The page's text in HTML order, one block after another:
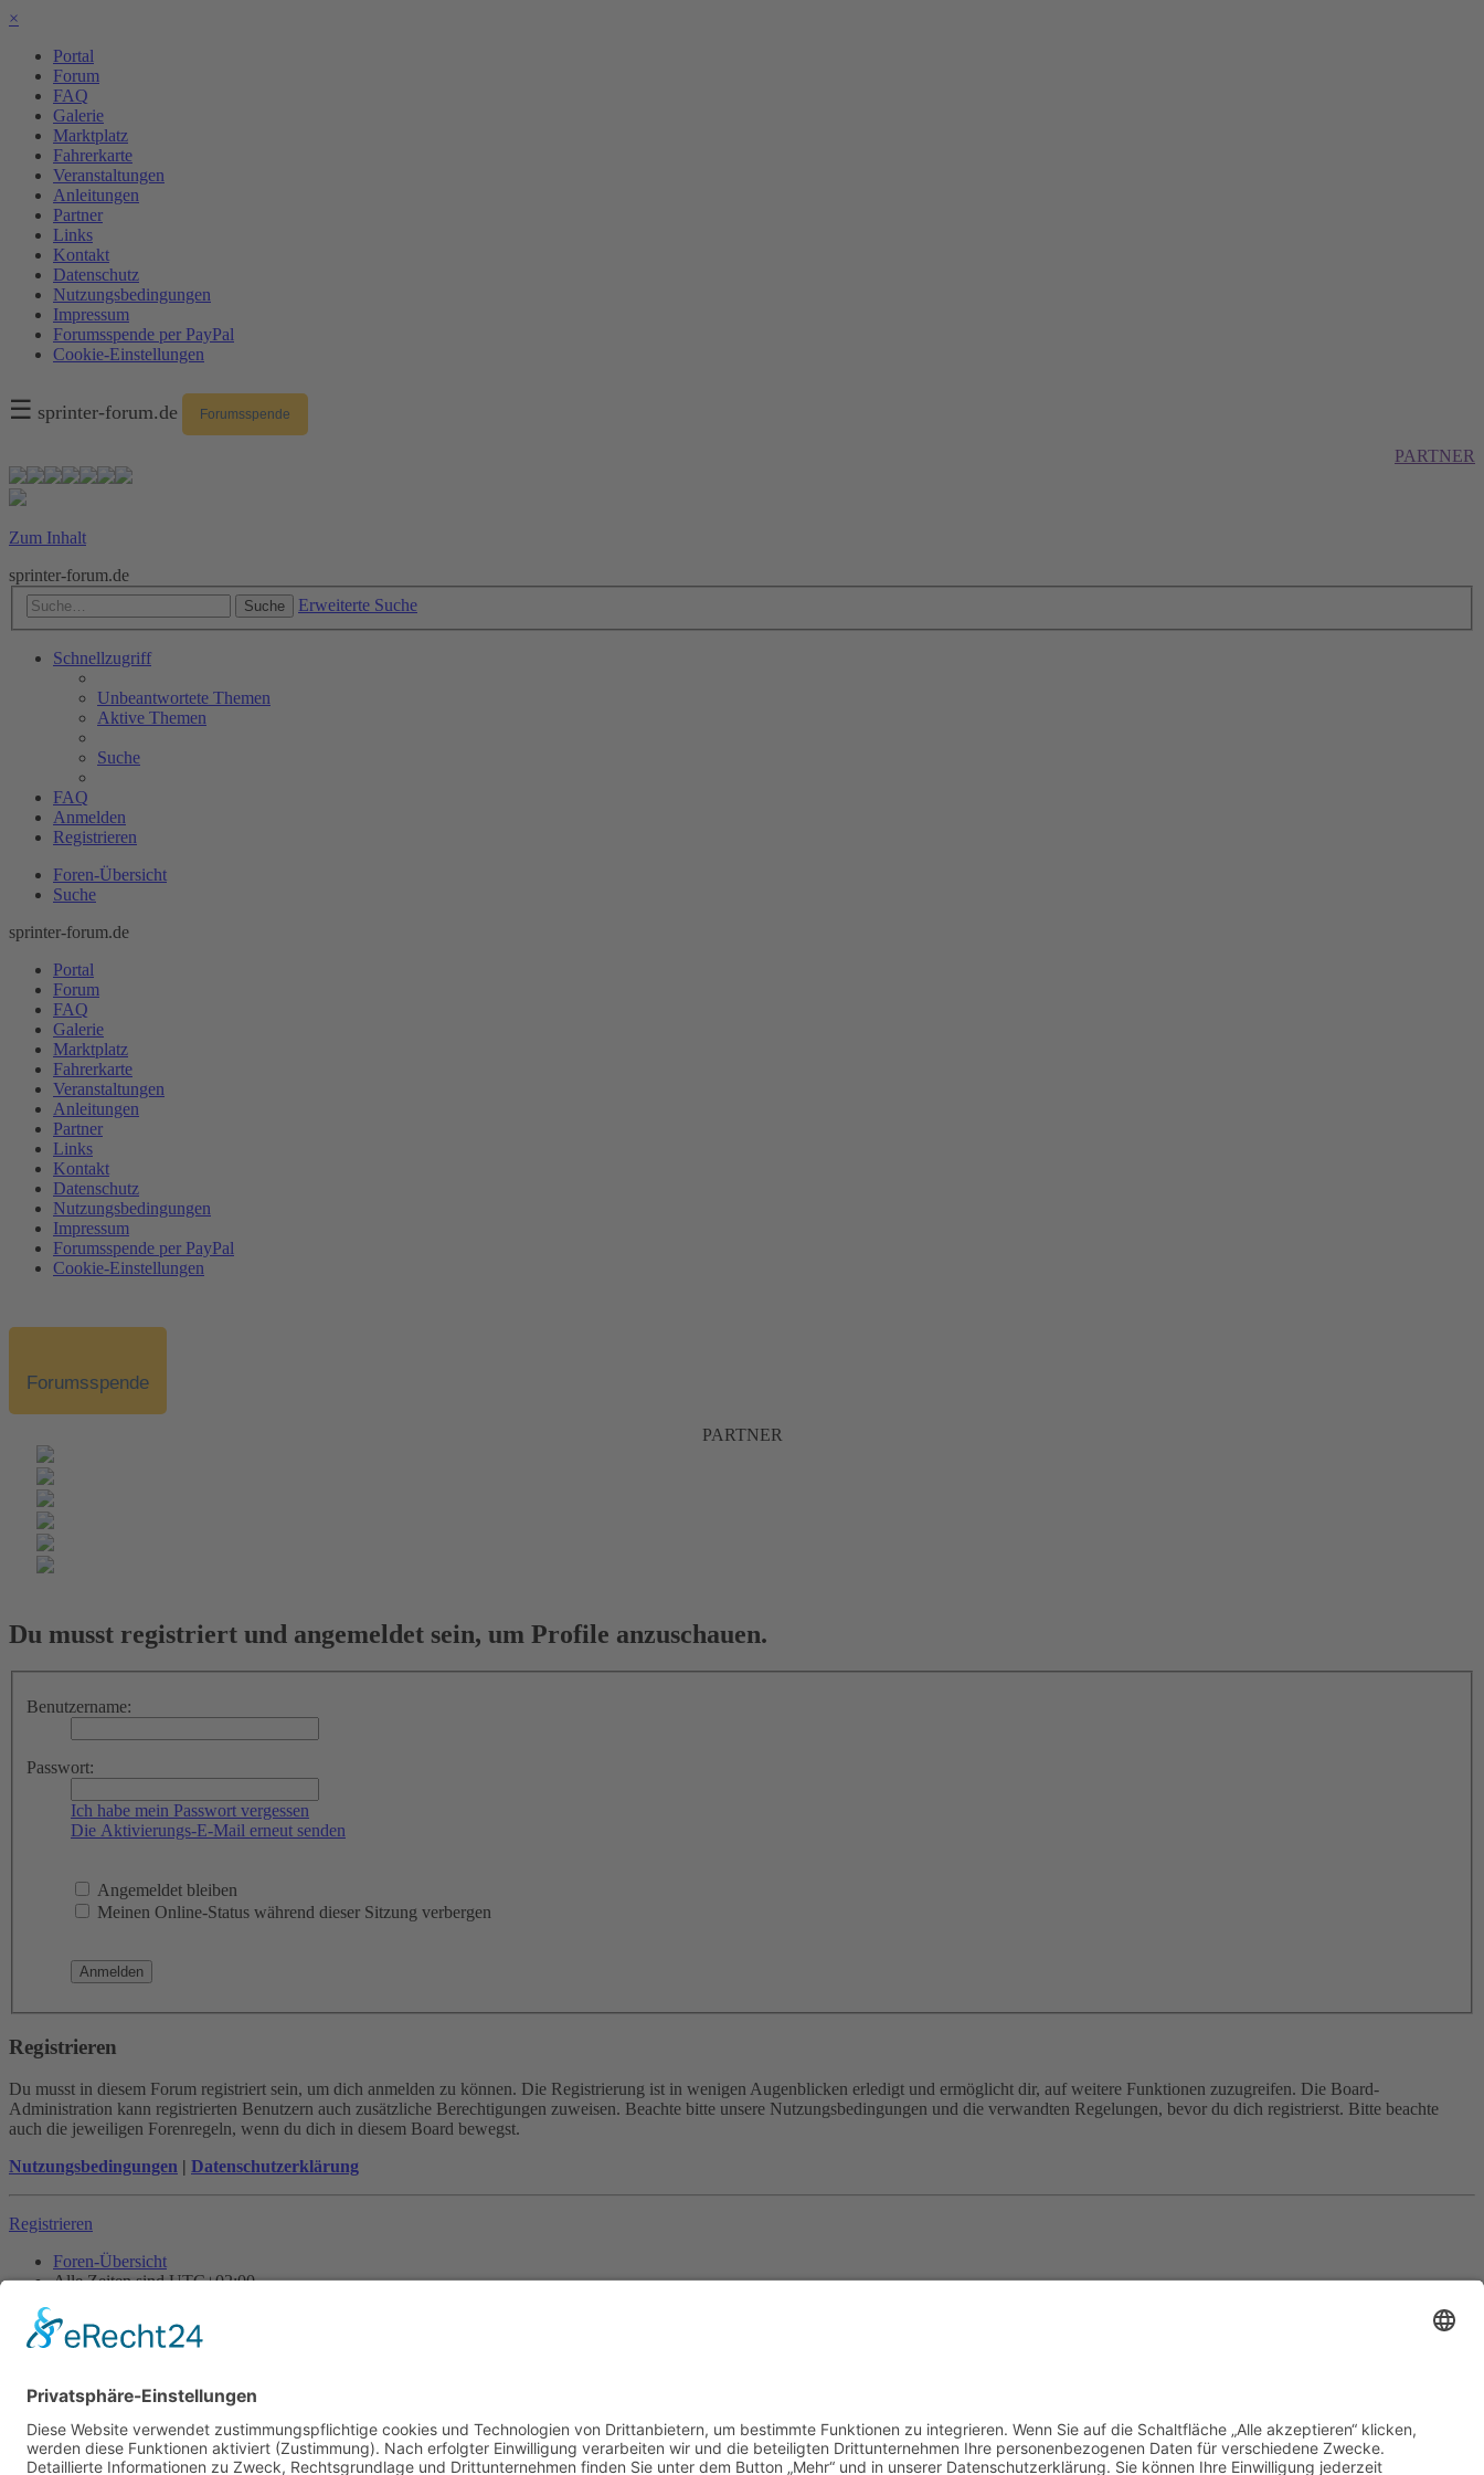
×
Portal
Forum
FAQ
Galerie
Marktplatz
Fahrerkarte
Veranstaltungen
Anleitungen
Partner
Links
Kontakt
Datenschutz
Nutzungsbedingungen
Impressum
Forumsspende per PayPal
Cookie-Einstellungen
☰ sprinter-forum.de Forumsspende
PARTNER
Zum Inhalt
sprinter-forum.de
Suche Erweiterte Suche
Schnellzugriff
Unbeantwortete Themen
Aktive Themen
Suche
FAQ
Anmelden
Registrieren
Foren-Übersicht
Suche
sprinter-forum.de
Portal
Forum
FAQ
Galerie
Marktplatz
Fahrerkarte
Veranstaltungen
Anleitungen
Partner
Links
Kontakt
Datenschutz
Nutzungsbedingungen
Impressum
Forumsspende per PayPal
Cookie-Einstellungen
Forumsspende
PARTNER
Du musst registriert und angemeldet sein, um Profile anzuschauen.
Benutzername:
Passwort:
Ich habe mein Passwort vergessen
Die Aktivierungs-E-Mail erneut senden
Angemeldet bleiben
Meinen Online-Status während dieser Sitzung verbergen
Registrieren
Du musst in diesem Forum registriert sein, um dich anmelden zu können. Die Registrierung ist in wenigen Augenblicken erledigt und ermöglicht dir, auf weitere Funktionen zuzugreifen. Die Board-
Administration kann registrierten Benutzern auch zusätzliche Berechtigungen zuweisen. Beachte bitte unsere Nutzungsbedingungen und die verwandten Regelungen, bevor du dich registrierst. Bitte beachte
auch die jeweiligen Forenregeln, wenn du dich in diesem Board bewegst.
Nutzungsbedingungen | Datenschutzerklärung
Registrieren
Foren-Übersicht
Alle Zeiten sindUTC+02:00
Powered byphpBB® Forum Software © phpBB Limited
Datenschutz |Nutzungsbedingungen